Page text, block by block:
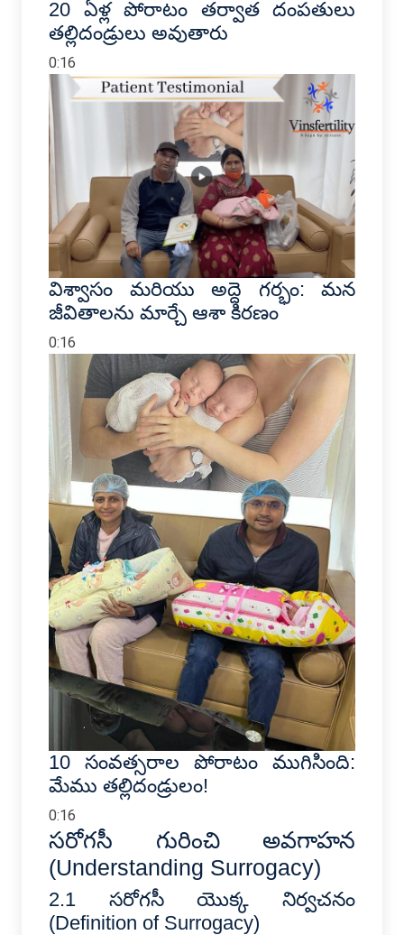
20 ఏళ్ల పోరాటం తర్వాత దంపతులు
తల్లిదండ్రులు అవుతారు
0:16
విశ్వాసం మరియు అద్దె గర్భం: మన
జీవితాలను మార్చే ఆశా కిరణం
0:16
10 సంవత్సరాల పోరాటం ముగిసింది:
మేము తల్లిదండ్రులం!
0:16
సరోగసీ గురించి అవగాహన
(Understanding Surrogacy)
2.1 సరోగసీ యొక్క నిర్వచనం
(Definition of Surrogacy)